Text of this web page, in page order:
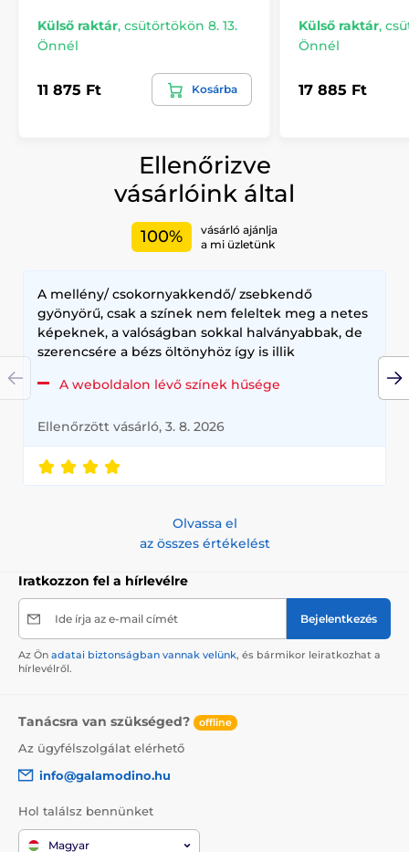
Külső raktár, csütörtökön 8. 13.
Önnél
11 875 Ft Kosárba
Külső raktár,
Önnél
17 885 Ft
Ellenőrizve
vásárlóink által
100%
vásárló ajánlja
a mi üzletünk
A mellény/ csokornyakkendő/ zsebkendő
gyönyörű, csak a színek nem feleltek meg a netes
képeknek, a valóságban sokkal halványabbak, de
szerencsére a bézs öltönyhöz így is illik
A weboldalon lévő színek hűsége
Ellenőrzött vásárló, 3. 8. 2026
Olvassa el
az összes értékelést
Iratkozzon fel a hírlevélre
Ide írja az e-mail címét Bejelentkezés
Az Ön adatai biztonságban vannak velünk, és bármikor leiratkozhat a
hírlevélről.
Tanácsra van szükséged? offline
Az ügyfélszolgálat elérhető
info@galamodino.hu
Hol találsz bennünket
Magyar